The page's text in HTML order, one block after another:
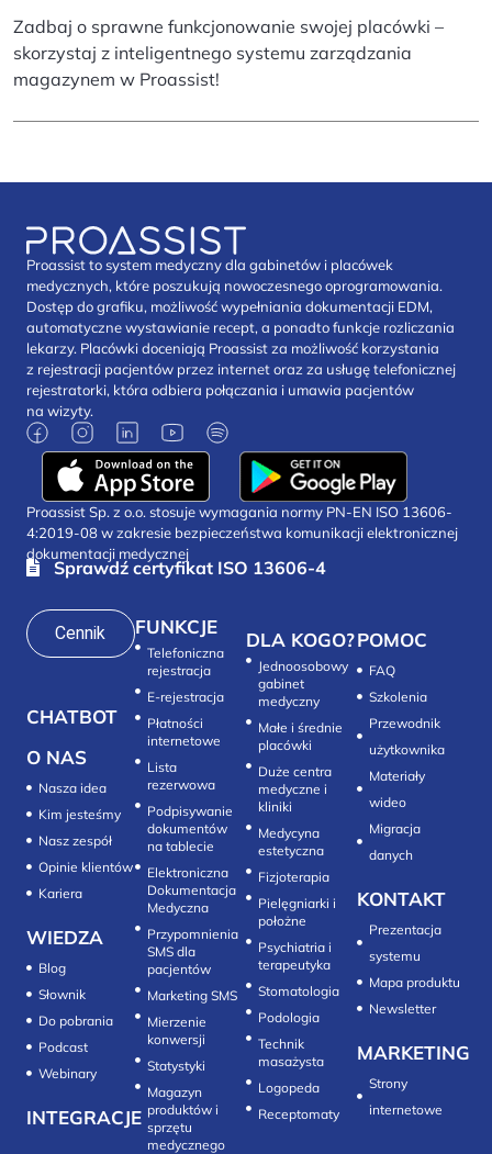
Zadbaj o sprawne funkcjonowanie swojej placówki –
skorzystaj z inteligentnego systemu zarządzania
magazynem w Proassist!
Proassist to system medyczny dla gabinetów i placówek
medycznych, które poszukują nowoczesnego oprogramowania.
Dostęp do grafiku, możliwość wypełniania dokumentacji EDM,
automatyczne wystawianie recept, a ponadto funkcje rozliczania
lekarzy. Placówki doceniają Proassist za możliwość korzystania
z rejestracji pacjentów przez internet oraz za usługę telefonicznej
rejestratorki, która odbiera połączania i umawia pacjentów
na wizyty.
Proassist Sp. z o.o. stosuje wymagania normy PN-EN ISO 13606-
4:2019-08 w zakresie bezpieczeństwa komunikacji elektronicznej
dokumentacji medycznej
Sprawdź certyfikat ISO 13606-4
Cennik
CHATBOT
O NAS
Nasza idea
Kim jesteśmy
Nasz zespół
Opinie klientów
Kariera
WIEDZA
Blog
Słownik
Do pobrania
Podcast
Webinary
INTEGRACJE
FUNKCJE
Telefoniczna
rejestracja
E-rejestracja
Płatności
internetowe
Lista
rezerwowa
Podpisywanie
dokumentów
na tablecie
Elektroniczna
Dokumentacja
Medyczna
Przypomnienia
SMS dla
pacjentów
Marketing SMS
Mierzenie
konwersji‎
Statystyki
Magazyn
produktów i
sprzętu
medycznego
DLA KOGO?
Jednoosobowy
gabinet
medyczny
Małe i średnie
placówki
Duże centra
medyczne i
kliniki
Medycyna
estetyczna
Fizjoterapia
Pielęgniarki i
położne
Psychiatria i
terapeutyka
Stomatologia
Technik
masażysta
Logopeda
POMOC
FAQ
Szkolenia
Przewodnik
użytkownika
Materiały
wideo
Migracja
danych
KONTAKT
Prezentacja
systemu
Mapa produktu
Newsletter
MARKETING
Strony
internetowe